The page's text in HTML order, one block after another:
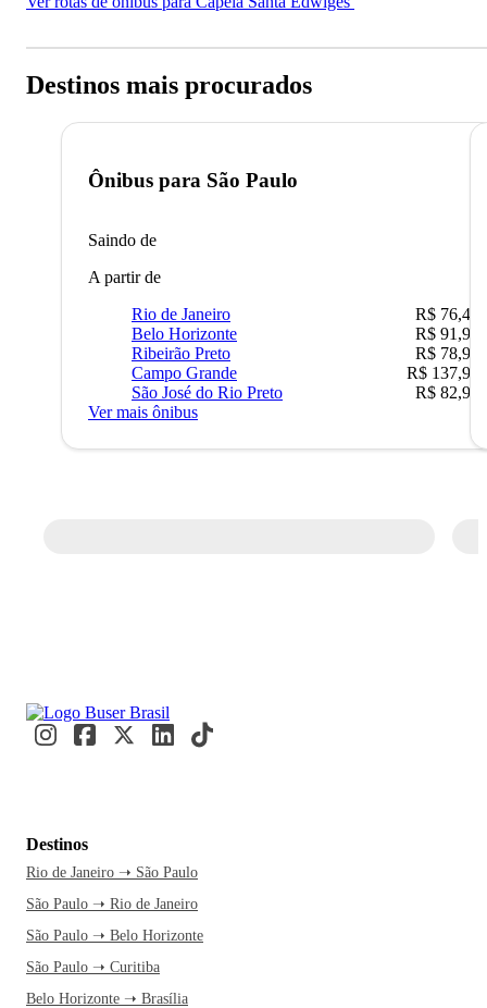
Destinos mais procurados
Ônibus para São Paulo
Saindo de
A partir de
Rio de Janeiro
R$ 76,42
Belo Horizonte
R$ 91,90
Ribeirão Preto
R$ 78,90
Campo Grande
R$ 137,90
São José do Rio Preto
R$ 82,90
Ver mais ônibus
Destinos
Rio de Janeiro ➝ São Paulo
São Paulo ➝ Rio de Janeiro
São Paulo ➝ Belo Horizonte
São Paulo ➝ Curitiba
Belo Horizonte ➝ Brasília